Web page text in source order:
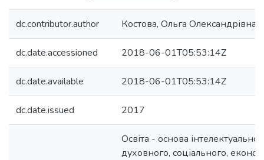
dc.contributor.author Костова, Ольга Олександрівна
dc.date.accessioned 2018-06-01T05:53:14Z
dc.date.available 2018-06-01T05:53:14Z
dc.date.issued 2017
Освіта - основа
духовного, соціального,